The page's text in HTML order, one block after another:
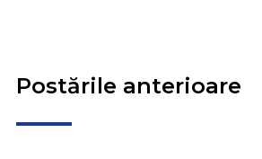
Postările anterioare